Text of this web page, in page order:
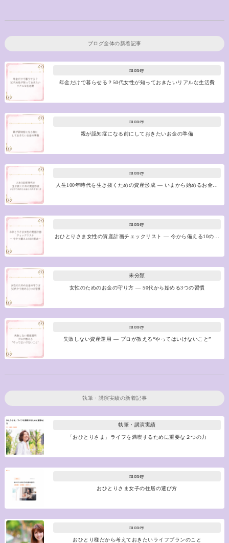
ブログ全体の新着記事
money
年金だけで暮らせる？50代女性が知っておきたいリアルな生活費
money
親が認知症になる前にしておきたいお金の準備
money
人生100年時代を生き抜くための資産形成 ― いまから始めるお金…
money
おひとりさま女性の資産計画チェックリスト ― 今から備える10の…
未分類
女性のためのお金の守り方 ― 50代から始める3つの習慣
money
失敗しない資産運用 ― プロが教える“やってはいけないこと”
執筆・講演実績の新着記事
執筆・講演実績
「おひとりさま」ライフを満喫するために重要な２つの力
money
おひとりさま女子の住居の選び方
money
おひとり様だから考えておきたいライフプランのこと